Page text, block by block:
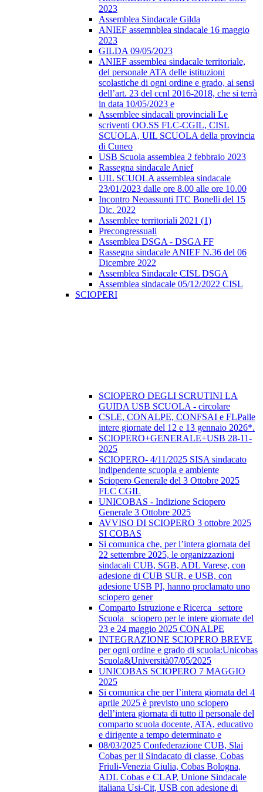
2023
Assemblea Sindacale Gilda
ANIEF assemnblea sindacale 16 maggio
2023
GILDA 09/05/2023
ANIEF assemblea sindacale territoriale,
del personale ATA delle istituzioni
scolastiche di ogni ordine e grado, ai sensi
dell’art. 23 del ccnl 2016-2018, che si terrà
in data 10/05/2023 e
Assemblee sindacali provinciali Le
scriventi OO.SS FLC-CGIL, CISL
SCUOLA, UIL SCUOLA della provincia
di Cuneo
USB Scuola assemblea 2 febbraio 2023
Rassegna sindacale Anief
UIL SCUOLA assemblea sindacale
23/01/2023 dalle ore 8.00 alle ore 10.00
Incontro Neoassunti ITC Bonelli del 15
Dic. 2022
Assemblee territoriali 2021 (1)
Precongressuali
Assemblea DSGA - DSGA FF
Rassegna sindacale ANIEF N.36 del 06
Dicembre 2022
Assemblea Sindacale CISL DSGA
Assemblea sindacale 05/12/2022 CISL
SCIOPERI
SCIOPERO DEGLI SCRUTINI LA
GUIDA USB SCUOLA - circolare
CSLE, CONALPE, CONFSAI e FLPalle
intere giornate del 12 e 13 gennaio 2026*.
SCIOPERO+GENERALE+USB 28-11-
2025
SCIOPERO- 4/11/2025 SISA sindacato
indipendente scuopla e ambiente
Sciopero Generale del 3 Ottobre 2025
FLC CGIL
UNICOBAS - Indizione Sciopero
Generale 3 Ottobre 2025
AVVISO DI SCIOPERO 3 ottobre 2025
SI COBAS
Si comunica che, per l’intera giornata del
22 settembre 2025, le organizzazioni
sindacali CUB, SGB, ADL Varese, con
adesione di CUB SUR, e USB, con
adesione USB PI, hanno proclamato uno
sciopero gener
Comparto Istruzione e Ricerca_ settore
Scuola_ sciopero per le intere giornate del
23 e 24 maggio 2025 CONALPE
INTEGRAZIONE SCIOPERO BREVE
per ogni ordine e grado di scuola:Unicobas
Scuola&Università07/05/2025
UNICOBAS SCIOPERO 7 MAGGIO
2025
Si comunica che per l’intera giornata del 4
aprile 2025 è previsto uno sciopero
dell’intera giornata di tutto il personale del
comparto scuola docente, ATA, educativo
e dirigente a tempo determinato e
08/03/2025 Confederazione CUB, Slai
Cobas per il Sindacato di classe, Cobas
Friuli-Venezia Giulia, Cobas Bologna,
ADL Cobas e CLAP, Unione Sindacale
italiana Usi-Cit, USB con adesione di